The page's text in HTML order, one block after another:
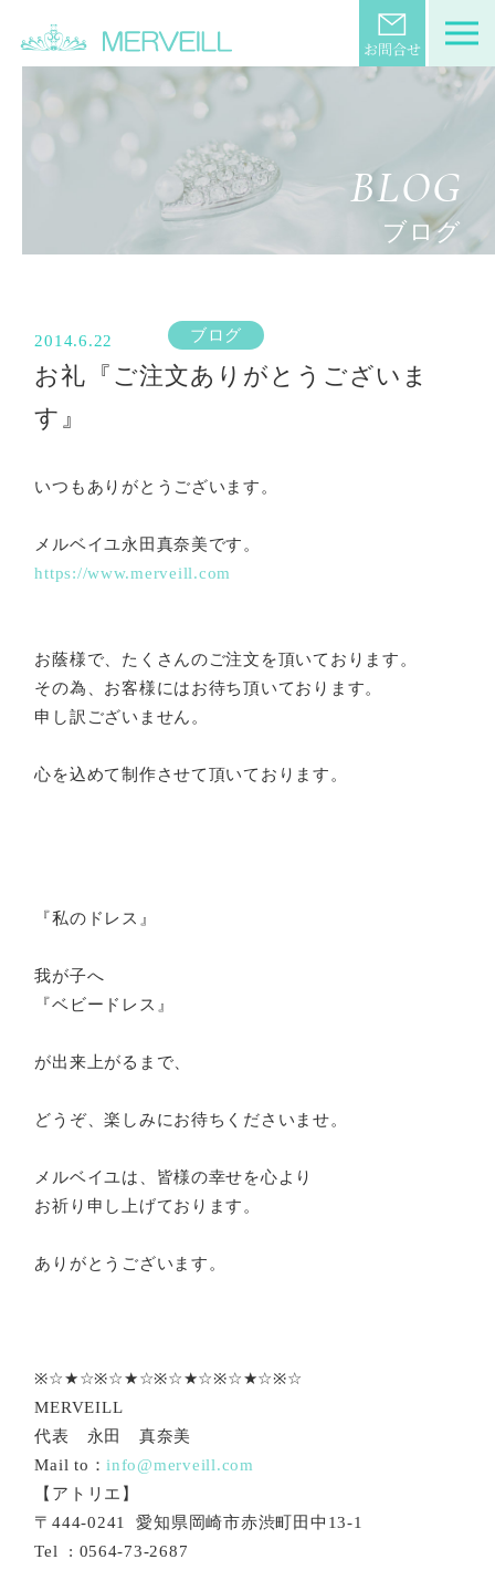
BLOG
ブログ
2014.6.22 ブログ
お礼『ご注文ありがとうございま
す』
いつもありがとうございます。
メルベイユ永田真奈美です。
https://www.merveill.com
お蔭様で、たくさんのご注文を頂いております。
その為、お客様にはお待ち頂いております。
申し訳ございません。
心を込めて制作させて頂いております。
『私のドレス』
我が子へ
『ベビードレス』
が出来上がるまで、
どうぞ、楽しみにお待ちくださいませ。
メルベイユは、皆様の幸せを心より
お祈り申し上げております。
ありがとうございます。
※☆★☆※☆★☆※☆★☆※☆★☆※☆
MERVEILL
代表 永田 真奈美
Mail to：info@merveill.com
【アトリエ】
〒444-0241 愛知県岡崎市赤渋町田中13-1
Tel : 0564-73-2687